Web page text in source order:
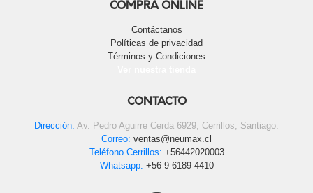
COMPRA ONLINE
Contáctanos
Políticas de privacidad
Términos y Condiciones
CONTACTO
Dirección: Av. Pedro Aguirre Cerda 6929, Cerrillos, Santiago.
Correo: ventas@neumax.cl
Teléfono Cerrillos: +56442020003
Whatsapp: +56 9 6189 4410